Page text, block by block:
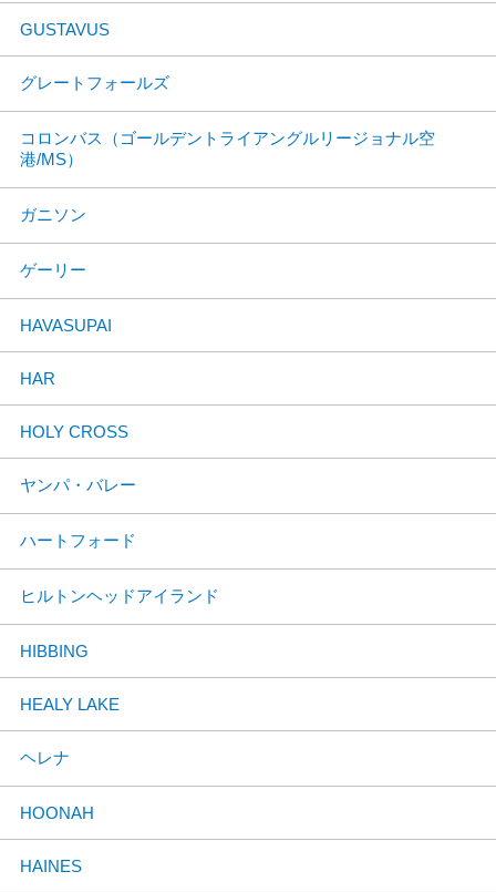
GUSTAVUS
グレートフォールズ
コロンバス（ゴールデントライアングルリージョナル空
港/MS）
ガニソン
ゲーリー
HAVASUPAI
HAR
HOLY CROSS
ヤンパ・バレー
ハートフォード
ヒルトンヘッドアイランド
HIBBING
HEALY LAKE
ヘレナ
HOONAH
HAINES